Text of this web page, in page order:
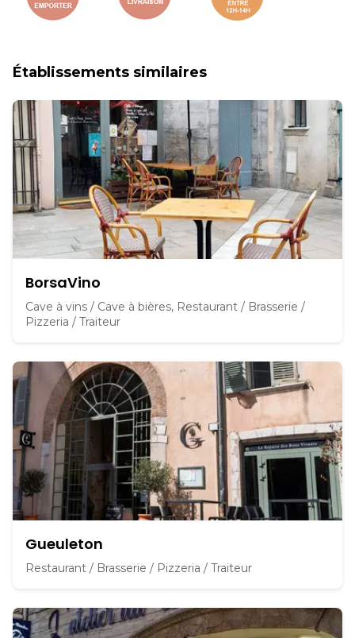
Établissements similaires
BorsaVino
Cave à vins / Cave à bières, Restaurant / Brasserie /
Pizzeria / Traiteur
Gueuleton
Restaurant / Brasserie / Pizzeria / Traiteur